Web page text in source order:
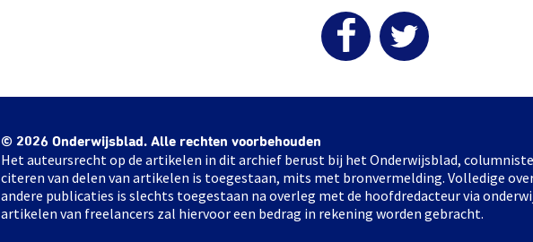
© 2026 Onderwijsblad. Alle rechten voorbehouden
Het auteursrecht op de artikelen in dit archief berust bij het Onderwijsblad,
citeren van delen van artikelen is toegestaan, mits met bronvermelding. Volledige
andere publicaties is slechts toegestaan na overleg met de hoofdredacteur via
artikelen van freelancers zal hiervoor een bedrag in rekening worden gebracht.